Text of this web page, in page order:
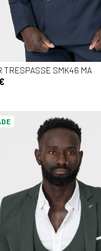
TRESPASSE SMK46 MA